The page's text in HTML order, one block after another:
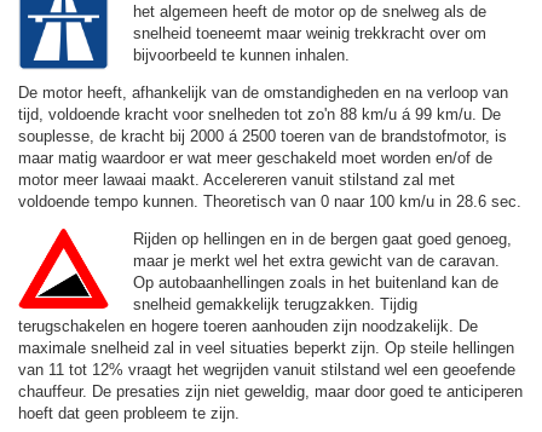
het algemeen heeft de motor op de snelweg als de
snelheid toeneemt maar weinig trekkracht over om
bijvoorbeeld te kunnen inhalen.
De motor heeft, afhankelijk van de omstandigheden en na verloop van
tijd, voldoende kracht voor snelheden tot zo'n 88 km/u á 99 km/u . De
souplesse, de kracht bij 2000 á 2500 toeren van de brandstofmotor, is
maar matig waardoor er wat meer geschakeld moet worden en/of de
motor meer lawaai maakt. Accelereren vanuit stilstand zal met
voldoende tempo kunnen. Theoretisch van 0 naar 100 km/u in 28.6 sec.
Rijden op hellingen en in de bergen gaat goed genoeg,
maar je merkt wel het extra gewicht van de caravan.
Op autobaanhellingen zoals in het buitenland kan de
snelheid gemakkelijk terugzakken. Tijdig
terugschakelen en hogere toeren aanhouden zijn noodzakelijk. De
maximale snelheid zal in veel situaties beperkt zijn. Op steile hellingen
van 11 tot 12% vraagt het wegrijden vanuit stilstand wel een geoefende
chauffeur. De presaties zijn niet geweldig, maar door goed te anticiperen
hoeft dat geen probleem te zijn.